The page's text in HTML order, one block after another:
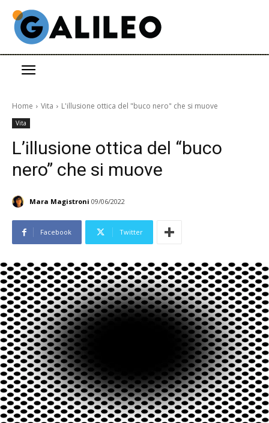
Home Vita L'illusione ottica del "buco nero" che si muove
Vita
L’illusione ottica del “buco
nero” che si muove
Mara Magistroni 09/06/2022
Facebook Twitter